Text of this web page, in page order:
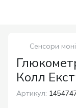
Сенсори
Колл
Артикул: